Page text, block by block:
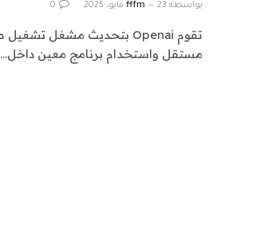
بواسطة fffm 23 مايو، 2025 0
مستقل واستخدام برنامج معين داخل…